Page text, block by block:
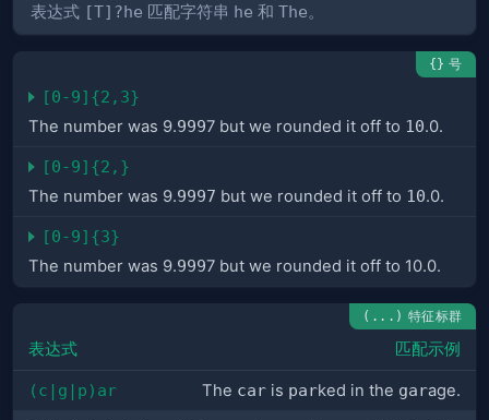
表达式 [T]?he 匹配字符串 he 和 The。
{} 号
[0-9]{2,3}
The number was 9.9997 but we rounded it off to 10.0.
[0-9]{2,}
The number was 9.9997 but we rounded it off to 10.0.
[0-9]{3}
The number was 9.9997 but we rounded it off to 10.0.
(...) 特征标群
表达式 匹配示例
(c|g|p)ar The car is parked in the garage.